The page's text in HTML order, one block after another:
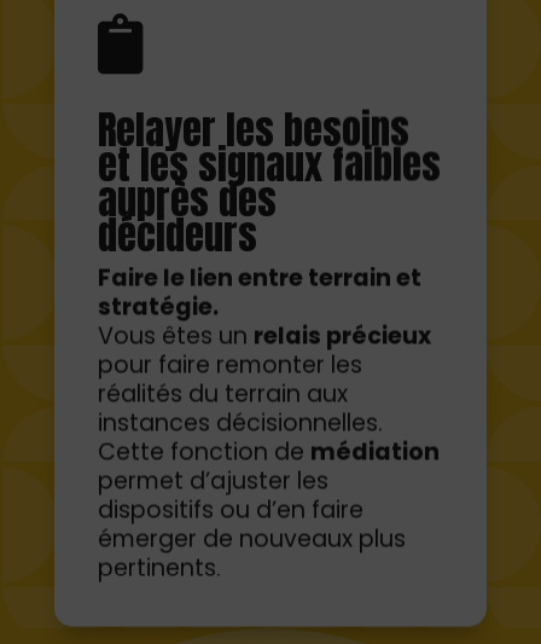
Relayer les besoins
et les signaux faibles
auprès des
décideurs
Faire le lien entre terrain et
stratégie.
Vous êtes unrelais précieux
pour faire remonter les
réalités du terrain aux
instances décisionnelles.
Cette fonction demédiation
permet d’ajuster les
dispositifs ou d’en faire
émerger de nouveaux plus
pertinents.